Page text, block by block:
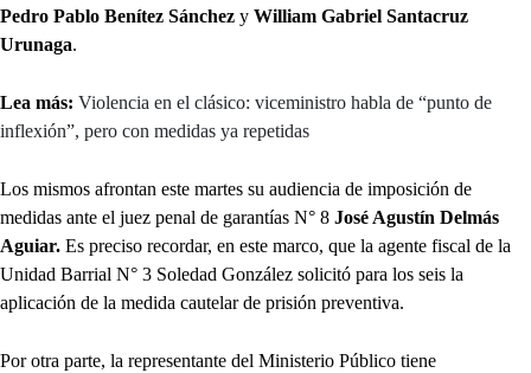
Pedro Pablo Benítez Sánchez y William Gabriel Santacruz
Urunaga.
Lea más: Violencia en el clásico: viceministro habla de “punto de
inflexión”, pero con medidas ya repetidas
Los mismos afrontan este martes su audiencia de imposición de
medidas ante el juez penal de garantías N° 8 José Agustín Delmás
Aguiar. Es preciso recordar, en este marco, que la agente fiscal de la
Unidad Barrial N° 3 Soledad González solicitó para los seis la
aplicación de la medida cautelar de prisión preventiva.
Por otra parte, la representante del Ministerio Público tiene